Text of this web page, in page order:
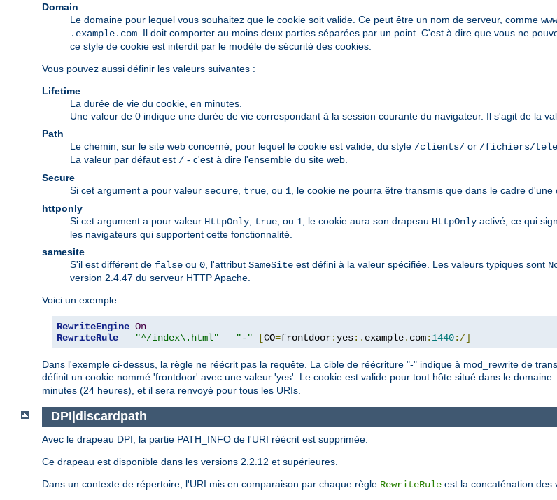
Domain
Le domaine pour lequel vous souhaitez que le cookie soit valide. Ce peut être un nom de serveur, comme
.example.com . Il doit comporter au moins deux parties séparées par un point. C'est à dire que vous ne
ce style de cookie est interdit par le modèle de sécurité des cookies.
Vous pouvez aussi définir les valeurs suivantes :
Lifetime
La durée de vie du cookie, en minutes.
Une valeur de 0 indique une durée de vie correspondant à la session courante du navigateur. Il s'agit de la
Path
Le chemin, sur le site web concerné, pour lequel le cookie est valide, du style /clients/ or /fichiers/
La valeur par défaut est / - c'est à dire l'ensemble du site web.
Secure
Si cet argument a pour valeur secure true , ou 1 , le cookie ne pourra être transmis que dans le cadre d'une
httponly
Si cet argument a pour valeur HttpOnly true , ou 1 , le cookie aura son drapeau HttpOnly activé, ce qui
les navigateurs qui supportent cette fonctionnalité.
samesite
S'il est différent de false ou 0 , l'attribut SameSite est défini à la valeur spécifiée. Les valeurs typiques sont
version 2.4.47 du serveur HTTP Apache.
Voici un exemple :
RewriteEngine On
RewriteRule
"^/index\.html" "-" [CO=frontdoor:yes:. example. com: 1440:/]
Dans l'exemple ci-dessus, la règle ne réécrit pas la requête. La cible de réécriture "-" indique à mod_rewrite de
définit un cookie nommé 'frontdoor' avec une valeur 'yes'. Le cookie est valide pour tout hôte situé dans le domaine
minutes (24 heures), et il sera renvoyé pour tous les URIs.
DPI|discardpath
Avec le drapeau DPI, la partie PATH_INFO de l'URI réécrit est supprimée.
Ce drapeau est disponible dans les versions 2.2.12 et supérieures.
Dans un contexte de répertoire, l'URI mis en comparaison par chaque règle RewriteRule est la concaténation des